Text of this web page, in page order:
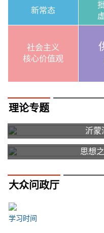
新常态
社会主义
核心价值观
理论专题
沂蒙
思想
大众问政厅
学习时间